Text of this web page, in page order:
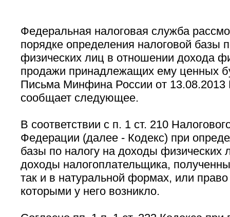
Федеральная налоговая служба
порядке определения налоговой базы
физических лиц в отношении дохода
продажи принадлежащих ему ценных
Письма Минфина России от 13.08.2013
сообщает следующее.
В соответствии с п. 1 ст. 210
Федерации (далее - Кодекс) при
базы по налогу на доходы физических
доходы налогоплательщика,
так и в натуральной формах, или
которыми у него возникло.